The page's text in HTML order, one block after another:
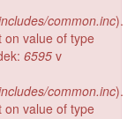
common.inc).
on value of type
6595 v
common.inc).
on value of type